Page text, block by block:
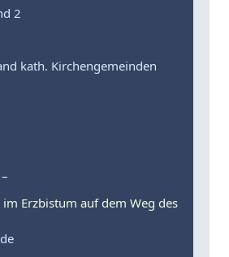
2
kath. Kirchengemeinden
Erzbistum auf dem Weg des